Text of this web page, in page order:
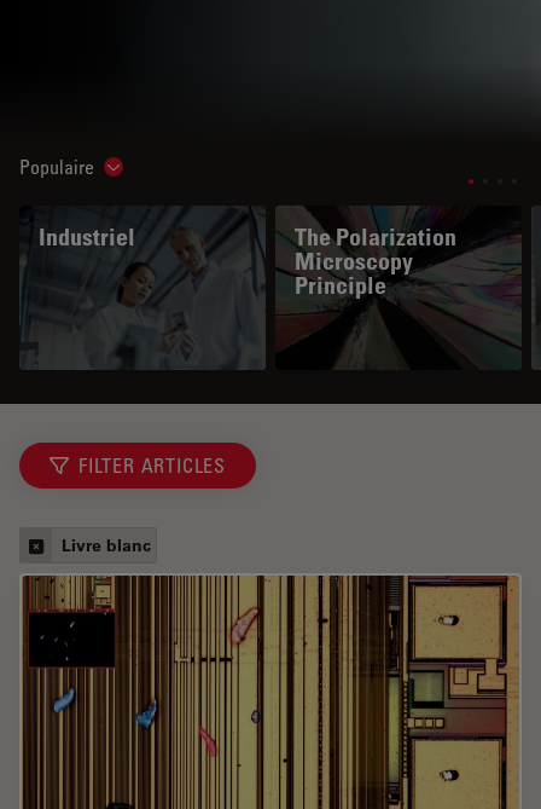
Populaire Show subnavigation
Industriel
The Polarization
Microscopy
Principle
FILTER ARTICLES
Livre blanc